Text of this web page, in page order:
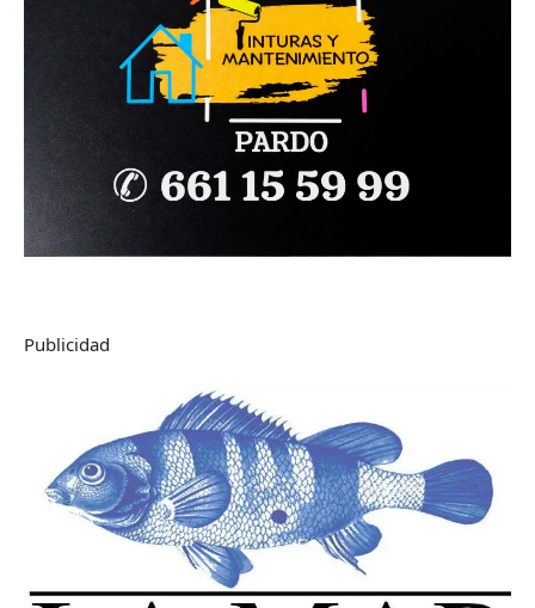
Publicidad